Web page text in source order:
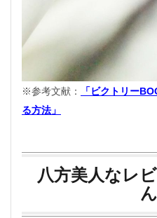
※参考文献：
「ビクトリー
る方法」
八方美人なレ
ん